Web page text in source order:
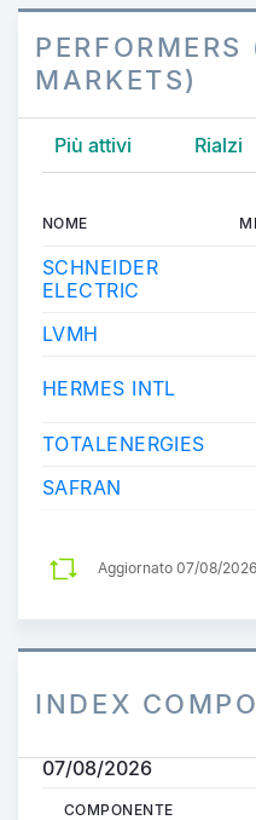
PERFORMERS
MARKETS)
Più attivi Rialzi
NOME
SCHNEIDER
ELECTRIC
LVMH
HERMES INTL
TOTALENERGIES
SAFRAN
Aggiornato 07/08/
INDEX
07/08/2026
COMPONENTE